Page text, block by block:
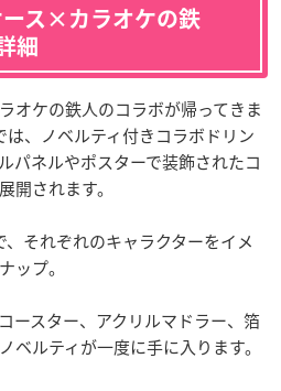
ース×カラオケの鉄
細
オケの鉄人のコラボが帰ってきま
、ノベルティ付きコラボドリン
パネルやポスターで装飾されたコ
開されます。
それぞれのキャラクターをイメ
ップ。
ースター、アクリルマドラー、箔
ベルティが一度に手に入ります。